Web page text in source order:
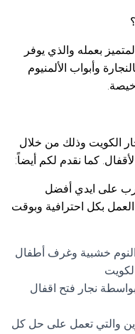
بعمله والذي يوفر
وأبواب الألمنيوم
الكويت وذلك من خلال
كما نقدم لكم أيضاً:
على ايدي أفضل
بكل احترافية وبوقت
خشبية وغرف أطفال
نجار فتح اقفال
والتي تعمل على حل كل